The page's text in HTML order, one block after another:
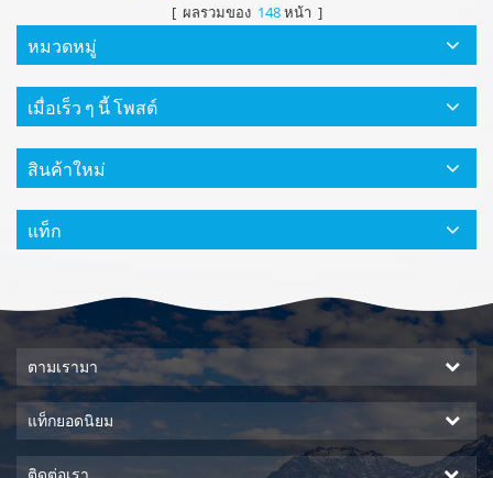
[ ผลรวมของ 148หน้า ]
หมวดหมู่
เมื่อเร็ว ๆ นี้ โพสต์
สินค้าใหม่
แท็ก
ตามเรามา
แท็กยอดนิยม